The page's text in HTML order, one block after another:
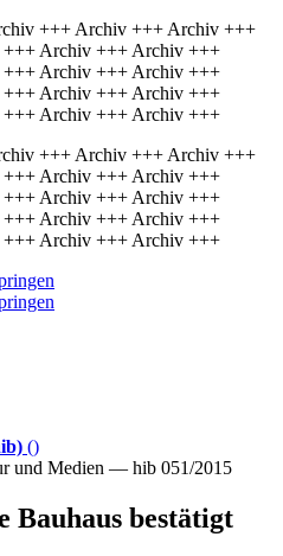
+++ Archiv +++ Archiv +++
Archiv +++ Archiv +++
Archiv +++ Archiv +++
Archiv +++ Archiv +++
Archiv +++ Archiv +++
+++ Archiv +++ Archiv +++
Archiv +++ Archiv +++
Archiv +++ Archiv +++
Archiv +++ Archiv +++
Archiv +++ Archiv +++
()
und Medien — hib 051/2015
Bauhaus bestätigt